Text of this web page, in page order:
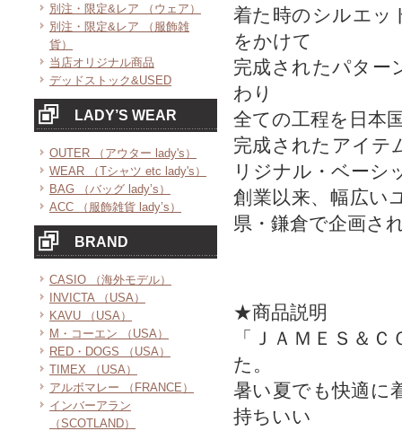
別注・限定&レア （ウェア）
別注・限定&レア （服飾雑
貨）
当店オリジナル商品
デッドストック&USED
LADY’S WEAR
OUTER （アウター lady's）
WEAR （Tシャツ etc lady's）
BAG （バッグ lady’s）
ACC （服飾雑貨 lady’s）
BRAND
CASIO （海外モデル）
INVICTA （USA）
KAVU （USA）
M・コーエン （USA）
RED・DOGS （USA）
TIMEX （USA）
アルボマレー （FRANCE）
インバーアラン
（SCOTLAND）
着た時のシルエッ
をかけて
完成されたパター
わり
全ての工程を日本
完成されたアイテ
リジナル・ベーシ
創業以来、幅広い
県・鎌倉で企画さ
★商品説明
「ＪＡＭＥＳ＆
た。
暑い夏でも快適に
持ちいい